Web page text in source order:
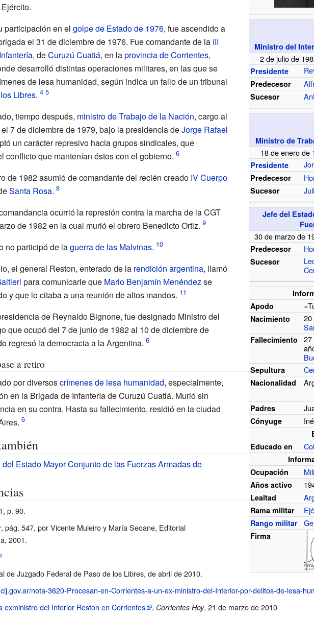
Ministro del
2 de julio de
Presidente
Predecesor
Sucesor
Ministro de
18 de enero de
Presidente
Predecesor
Sucesor
Jefe del
30 de marzo de
Predecesor
Sucesor
Apodo
Nacimiento
20
Fallecimiento
27
Sepultura
Nacionalidad
Padres
Cónyuge
Educado en
Ocupación
Años activo
Lealtad
Rama militar
Rango militar
Firma
participación en el golpe de Estado de 1976, fue ascendido a
el 31 de diciembre de 1976. Fue comandante de la III
, deCuruzú Cuatiá, en laprovincia de Corrientes,
desarrolló distintas operaciones militares, en las que se
de lesa humanidad, según indica un fallo de un tribunal
Libres.
tiempo después, ministro de Trabajo de la Nación, cargo al
7 de diciembre de 1979, bajo la presidencia deJorge Rafael
un carácter represivo hacia grupos sindicales, que
conflicto que mantenían éstos con el gobierno.
de 1982 asumió de comandante del recién creado IV Cuerpo
Santa Rosa.
ocurrió la represión contra la marcha de la CGT
de 1982 en la cual murió el obrero Benedicto Ortiz.
no participó de laguerra de las Malvinas.
el general Reston, enterado de la rendición argentina, llamó
para comunicarle que Mario Benjamín Menéndez se
y que lo citaba a una reunión de altos mandos.
de Reynaldo Bignone, fue designado Ministro del
que ocupó del 7 de junio de 1982 al 10 de diciembre de
regresó la democracia a la Argentina.
a retiro
por diversoscrímenes de lesa humanidad, especialmente,
en la Brigada de Infantería de Curuzú Cuatiá. Murió sin
en su contra. Hasta su fallecimiento, residió en la ciudad
Estado Mayor Conjunto de las Fuerzas Armadas de
, p. 90.
, pág. 547, por Vicente Muleiro y María Seoane, Editorial
2001.
de Juzgado Federal de Paso de los Libres, de abril de 2010.
nota-3620-Procesan-en-Corrientes-a-un-ex-ministro-del-Interior-por-delitos-de-lesa-
exministro del Interior Reston en Corrientes
, Corrientes Hoy, 21 de marzo de 2010